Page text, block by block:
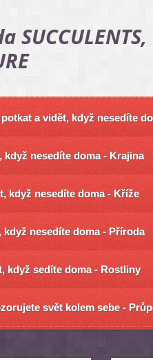
a vidět, když nesedíte
nesedíte doma - Krajina
když nesedíte doma - Kříže
nesedíte doma - Příroda
když sedíte doma - Rostliny
svět kolem sebe -